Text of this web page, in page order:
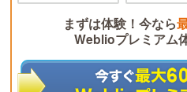
まずは体験！今なら
Weblioプレミアム